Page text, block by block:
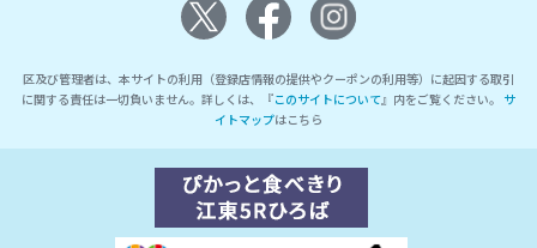
区及び管理者は、本サイトの利用（登録店情報の提供やクーポンの利用等）に起因する取引
に関する責任は一切負いません。詳しくは、『このサイトについて』内をご覧ください。 サ
イトマップはこちら